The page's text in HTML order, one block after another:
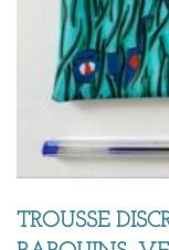
TROUSSE